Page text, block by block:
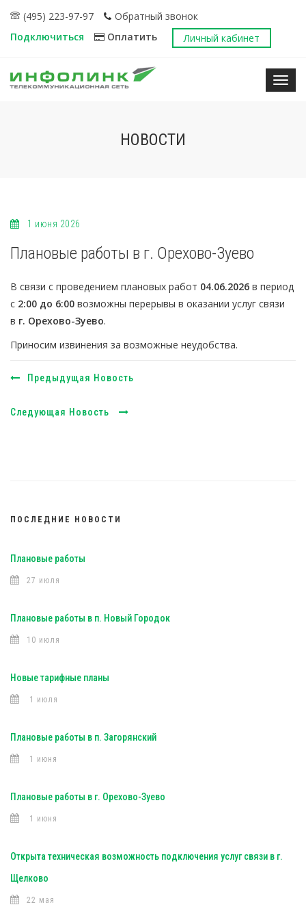
(495) 223-97-97
Обратный звонок
Подключиться
Оплатить Личный кабинет
НОВОСТИ
1 июня 2026
Плановые работы в г. Орехово-Зуево
В связи с проведением плановых работ 04.06.2026 в период
с 2:00 до 6:00 возможны перерывы в оказании услуг связи
в г. Орехово-Зуево.
Приносим извинения за возможные неудобства.
Предыдущая Новость
Следующая Новость
ПОСЛЕДНИЕ НОВОСТИ
Плановые работы
27 июля
Плановые работы в п. Новый Городок
10 июля
Новые тарифные планы
1 июля
Плановые работы в п. Загорянский
1 июня
Плановые работы в г. Орехово-Зуево
1 июня
Открыта техническая возможность подключения услуг связи в г.
Щелково
22 мая